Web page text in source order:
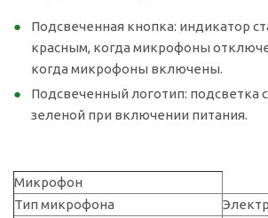
Подсвеченная кнопка: индикатор
красным, когда микрофоны
когда микрофоны включены.
Подсвеченный логотип: подсветка
зеленой при включении питания.
Микрофон
Тип микрофона